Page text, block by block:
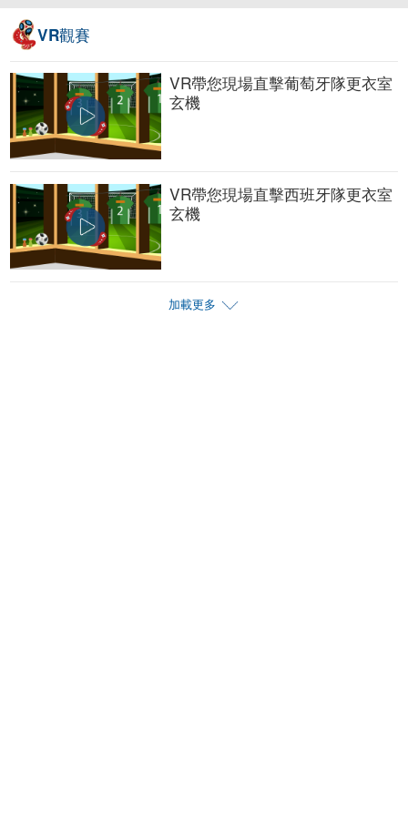
VR觀賽
VR帶您現場直擊葡萄牙隊更衣室
玄機
VR帶您現場直擊西班牙隊更衣室
玄機
加載更多